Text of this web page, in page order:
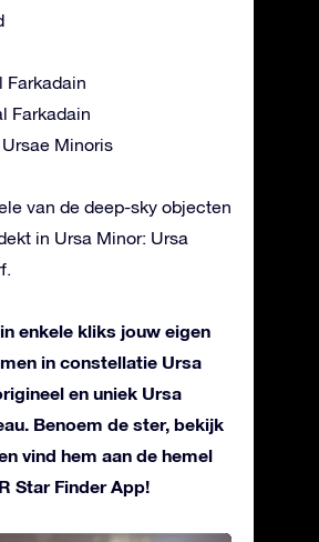
Farkadain
Farkadain
Minoris
van de deep-sky objecten
in Ursa Minor: Ursa
enkele kliks jouw eigen
in constellatie Ursa
en uniek Ursa
Benoem de ster, bekijk
vind hem aan de hemel
Star Finder App!